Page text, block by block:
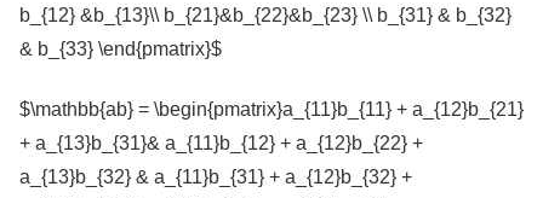
b_{12} &b_{13}\\ b_{21}&b_{22}&b_{23} \\ b_{31} & b_{32}
& b_{33} \end{pmatrix}$
$\mathbb{ab} = \begin{pmatrix}a_{11}b_{11} + a_{12}b_{21}
+ a_{13}b_{31}& a_{11}b_{12} + a_{12}b_{22} +
a_{13}b_{32} & a_{11}b_{31} + a_{12}b_{32} +